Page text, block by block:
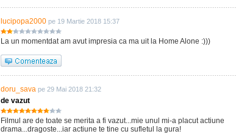
lucipopa2000 pe 19 Martie 2018 15:37
La un momentdat am avut impresia ca ma uit la Home Alone :)))
doru_sava pe 29 Mai 2018 21:32
de vazut
Filmul are de toate se merita a fi vazut...mie unul mi-a placut actiune
drama...dragoste...iar actiune te tine cu sufletul la gura!